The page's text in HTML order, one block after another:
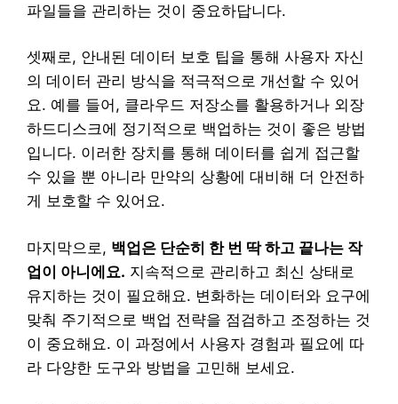
파일들을 관리하는 것이 중요하답니다.
셋째로, 안내된 데이터 보호 팁을 통해 사용자 자신
의 데이터 관리 방식을 적극적으로 개선할 수 있어
요. 예를 들어, 클라우드 저장소를 활용하거나 외장
하드디스크에 정기적으로 백업하는 것이 좋은 방법
입니다. 이러한 장치를 통해 데이터를 쉽게 접근할
수 있을 뿐 아니라 만약의 상황에 대비해 더 안전하
게 보호할 수 있어요.
마지막으로, 백업은 단순히 한 번 딱 하고 끝나는 작
업이 아니에요. 지속적으로 관리하고 최신 상태로
유지하는 것이 필요해요. 변화하는 데이터와 요구에
맞춰 주기적으로 백업 전략을 점검하고 조정하는 것
이 중요해요. 이 과정에서 사용자 경험과 필요에 따
라 다양한 도구와 방법을 고민해 보세요.